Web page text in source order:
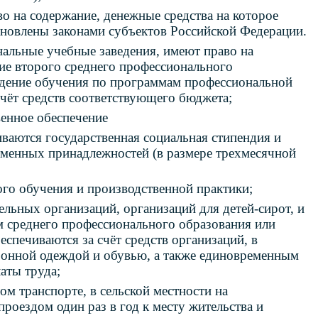
на содержание, денежные средства на которое
законами субъектов Российской Федерации.
учебные заведения, имеют право на
второго среднего профессионального
обучения по программам профессиональной
средств соответствующего бюджета;
обеспечение
государственная социальная стипендия и
принадлежностей (в размере трехмесячной
обучения и производственной практики;
организаций, организаций для детей-сирот, и
профессионального образования или
за счёт средств организаций, в
одеждой и обувью, а также единовременным
труда;
транспорте, в сельской местности на
один раз в год к месту жительства и